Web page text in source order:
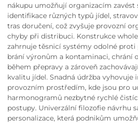
nákupu umožňují organizacím
identifikace různých typů jídel,
tras doručení, což zvyšuje provozní
chyby při distribuci. Konstrukce
zahrnuje těsnicí systémy odolné proti
brání výronům a kontaminaci, chrání
během přepravy a zároveň
kvalitu jídel. Snadná údržba vyhovuje
provozním prostředím, kde jsou pro
harmonogramů nezbytné rychlé
postupy. Univerzální filozofie návrhu
personalizace, která podnikům